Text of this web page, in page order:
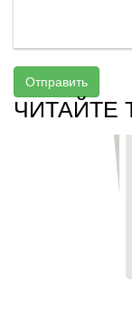
Отправить
ЧИТАЙТЕ